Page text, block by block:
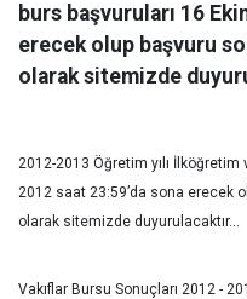
burs başvuruları 16
erecek olup başvuru
olarak sitemizde
2012-2013 Öğretim yılı
2012 saat 23:59’da sona erecek
olarak sitemizde duyurulacaktır...
Vakıflar Bursu Sonuçları 2012 -